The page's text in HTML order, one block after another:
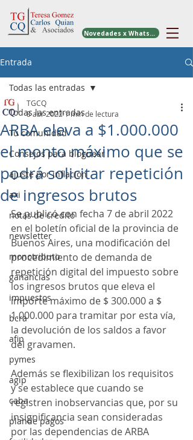
Novedades x WhatsApp
Entrada
Todas las entradas
Tu comunidad
Consejos para bloguear
ajuste por inflacion
axi
notas de credito
newsletter
monotributo
ganancias
impuestos
bcra
afip
pymes
agip
caba
plande pagos
Todas las entradas
ARBA eleva a $1.000.000
el monto máximo que se
podrá solicitar repetición
de ingresos brutos
TGCQ
8 abr 2022 1 min de lectura
Se publicó con fecha 7 de abril 2022
en el boletín oficial de la provincia de
Buenos Aires, una modificación del
procedimiento de demanda de
repetición digital del impuesto sobre
los ingresos brutos que eleva el
importe máximo de $ 300.000 a $
1.000.000 para tramitar por esta vía,
la devolución de los saldos a favor
del gravamen.
Además se flexibilizan los requisitos
y se establece que cuando se
registren inobservancias que, por su
insignificancia sean consideradas
por las dependencias de ARBA